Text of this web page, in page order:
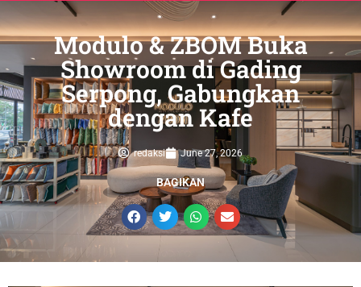
Modulo & ZBOM Buka
Showroom di Gading
Serpong, Gabungkan
dengan Kafe
redaksi June 27, 2026
BAGIKAN